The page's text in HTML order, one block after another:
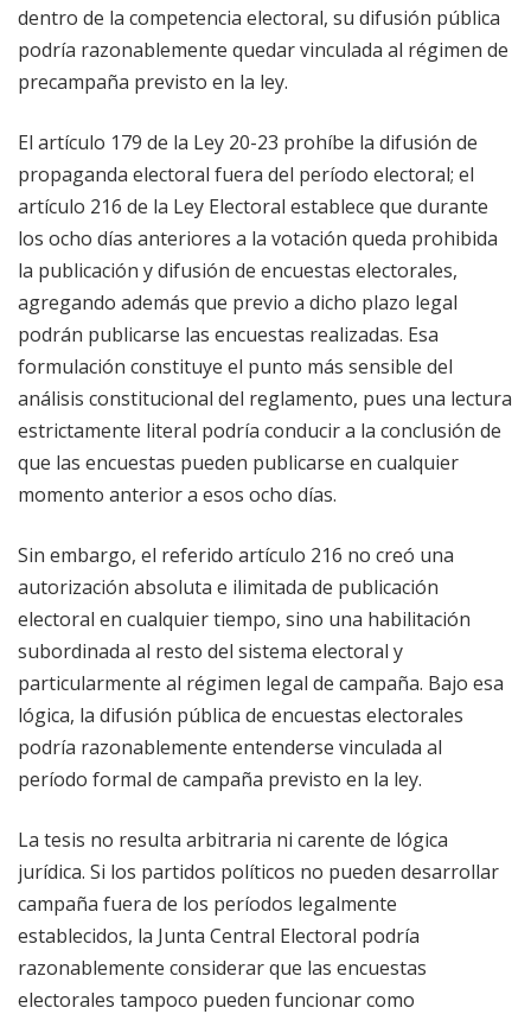
dentro de la competencia electoral, su difusión pública
podría razonablemente quedar vinculada al régimen de
precampaña previsto en la ley.
El artículo 179 de la Ley 20-23 prohíbe la difusión de
propaganda electoral fuera del período electoral; el
artículo 216 de la Ley Electoral establece que durante
los ocho días anteriores a la votación queda prohibida
la publicación y difusión de encuestas electorales,
agregando además que previo a dicho plazo legal
podrán publicarse las encuestas realizadas. Esa
formulación constituye el punto más sensible del
análisis constitucional del reglamento, pues una lectura
estrictamente literal podría conducir a la conclusión de
que las encuestas pueden publicarse en cualquier
momento anterior a esos ocho días.
Sin embargo, el referido artículo 216 no creó una
autorización absoluta e ilimitada de publicación
electoral en cualquier tiempo, sino una habilitación
subordinada al resto del sistema electoral y
particularmente al régimen legal de campaña. Bajo esa
lógica, la difusión pública de encuestas electorales
podría razonablemente entenderse vinculada al
período formal de campaña previsto en la ley.
La tesis no resulta arbitraria ni carente de lógica
jurídica. Si los partidos políticos no pueden desarrollar
campaña fuera de los períodos legalmente
establecidos, la Junta Central Electoral podría
razonablemente considerar que las encuestas
electorales tampoco pueden funcionar como